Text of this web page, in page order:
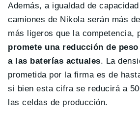
Además, a igualdad de
camiones de Nikola serán más
más ligeros que la competencia,
promete una reducción de
a las baterías actuales. La
prometida por la firma es de
si bien esta cifra se reducirá a
las celdas de producción.